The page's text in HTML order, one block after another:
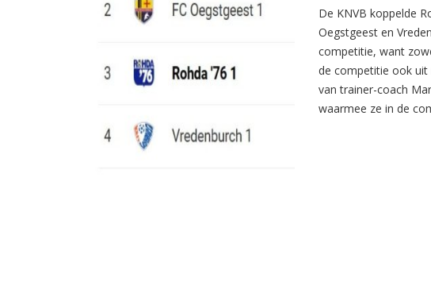
De KNVB koppelde
Oegstgeest en
competitie, want
de competitie ook uit
van trainer-coach
waarmee ze in de